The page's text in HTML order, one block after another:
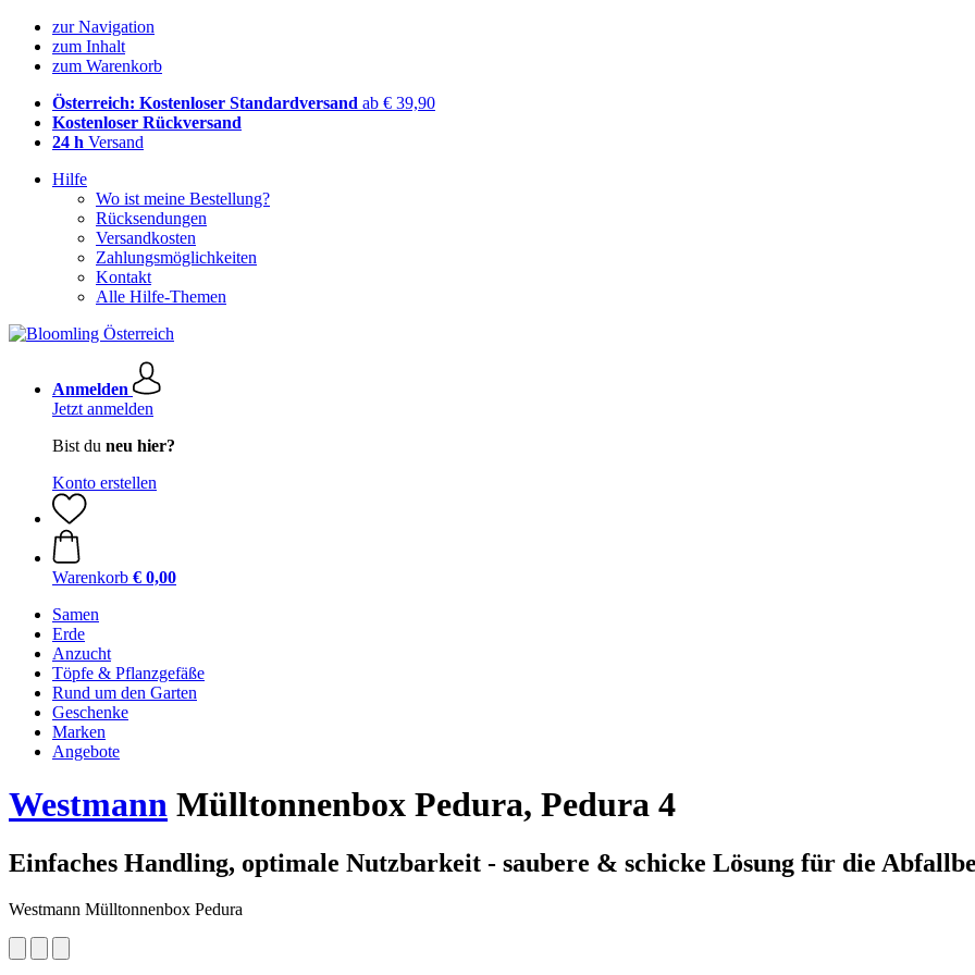
zur Navigation
zum Inhalt
zum Warenkorb
Österreich: Kostenloser Standardversand ab € 39,90
Kostenloser Rückversand
24 h Versand
Hilfe
Wo ist meine Bestellung?
Rücksendungen
Versandkosten
Zahlungsmöglichkeiten
Kontakt
Alle Hilfe-Themen
Anmelden
Jetzt anmelden
Bist du neu hier?
Konto erstellen
Warenkorb € 0,00
Samen
Erde
Anzucht
Töpfe & Pflanzgefäße
Rund um den Garten
Geschenke
Marken
Angebote
Westmann Mülltonnenbox Pedura, Pedura 4
Einfaches Handling, optimale Nutzbarkeit - saubere & schicke Lösung für die
Westmann Mülltonnenbox Pedura